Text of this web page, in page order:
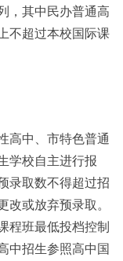
其中民办普通高
不超过本校国际课
中、市特色普通
学校自主进行报
录取数不得超过招
改或放弃预录取。
程班最低投档控制
中招生参照高中国